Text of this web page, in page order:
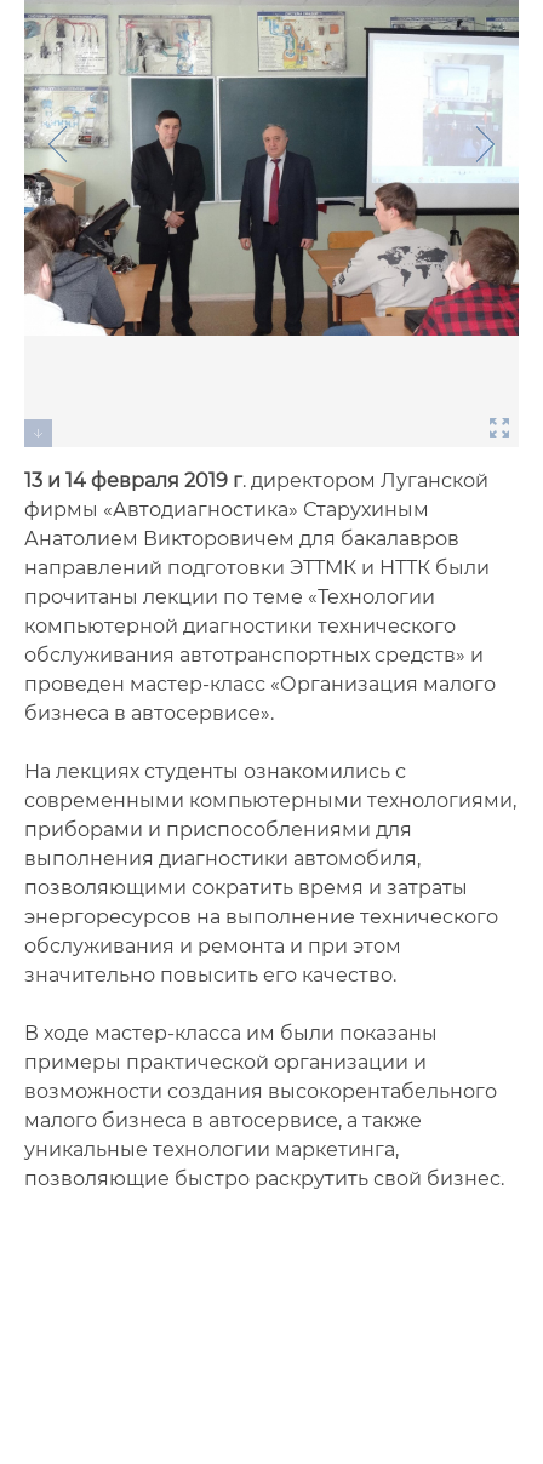
Контакты для СМИ
13 и 14 февраля 2019 г. директором Луганской
фирмы «Автодиагностика» Старухиным
Анатолием Викторовичем для бакалавров
направлений подготовки ЭТТМК и НТТК были
прочитаны лекции по теме «Технологии
компьютерной диагностики технического
обслуживания автотранспортных средств» и
проведен мастер-класс «Организация малого
бизнеса в автосервисе».
На лекциях студенты ознакомились с
современными компьютерными технологиями,
приборами и приспособлениями для
выполнения диагностики автомобиля,
позволяющими сократить время и затраты
энергоресурсов на выполнение технического
обслуживания и ремонта и при этом
значительно повысить его качество.
В ходе мастер-класса им были показаны
примеры практической организации и
возможности создания высокорентабельного
малого бизнеса в автосервисе, а также
уникальные технологии маркетинга,
позволяющие быстро раскрутить свой бизнес.